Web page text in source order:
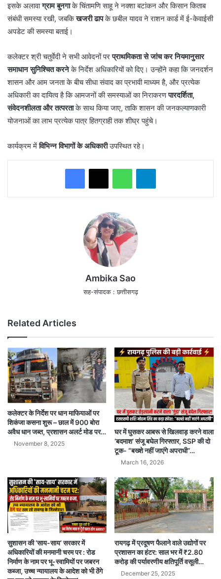
इसके अलावाग्राम बुनगाके चिंतामणि साहू ने नक्शा बटांकन और किसान किताब
संबंधी समस्या रखी, जबकिखजरी ढापके छबील यादव ने राशन कार्ड में ई-केवाईसी
अपडेट की समस्या बताई।
कलेक्टर श्री चतुर्वेदी ने सभी आवेदनों परप्राथमिकता से जांच कर नियमानुसार
समाधान सुनिश्चित करनेके निर्देश अधिकारियों को दिए। उन्होंने कहा कि जनदर्शन
शासन और आम जनता के बीच सीधा संवाद का प्रभावी माध्यम है, और प्रत्येक
अधिकारी का दायित्व है कि आमजनों की समस्याओं का निराकरणपारदर्शिता,
संवेदनशीलता और तत्परताके साथ किया जाए, ताकि शासन की जनकल्याणकारी
योजनाओं का लाभ प्रत्येक पात्र हितग्राही तक शीघ्र पहुंचे।
कार्यक्रम मेंविभिन्न विभागों के अधिकारीउपस्थित रहे।
WhatsAppTelegram
Ambika Sao
सह-संपादक : छत्तीसगढ़
Related Articles
कलेक्टर के निर्देश पर धान माफियाओं पर
शिकंजा कसना शुरू – छाल में 900 बोरा
अवैध धान जब्त, प्रशासन अलर्ट मोड पर…
November 8, 2025
घर में घुसकर आबरू से खिलवाड़ करने वाला
‘बदमाश’ संजू बघेल गिरफ्तार, SSP की दो
टूक- “बख्शे नहीं जाएंगे अपराधी”…
March 16, 2026
सुशासन की ‘साय-साय’ सरकार में
अधिकारियों की मनमानी चरम पर : रोड
निर्माण के नाम पर भू-स्वामियों पर जबरन
कब्जा, उच्च न्यायालय के आदेश को भी ठेंगे
रायगढ़ में प्रदूषण फैलाने वाले उद्योगों पर
प्रशासन का हंटर: साल भर में ₹2.80
करोड़ की पर्यावरणीय क्षतिपूर्ति वसूली…
December 25, 2025